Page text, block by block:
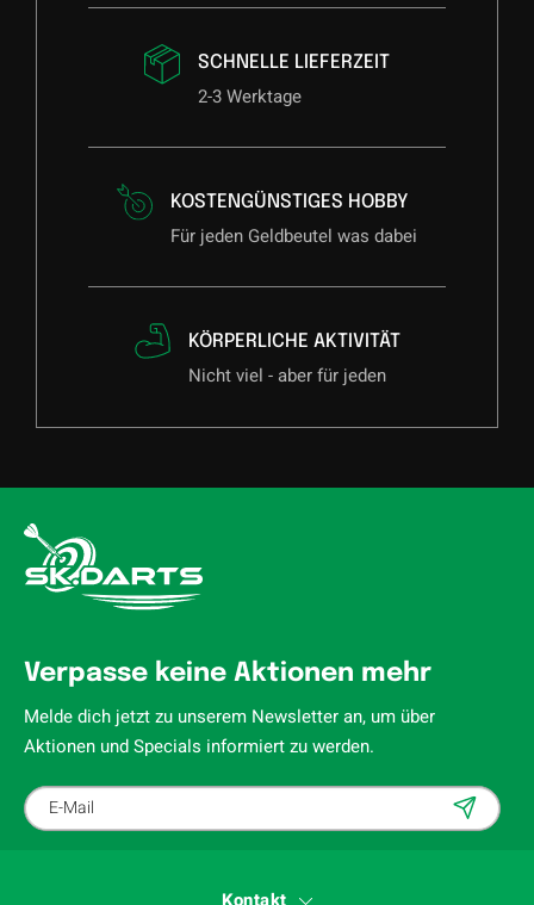
SCHNELLE LIEFERZEIT
2-3 Werktage
KOSTENGÜNSTIGES HOBBY
Für jeden Geldbeutel was dabei
KÖRPERLICHE AKTIVITÄT
Nicht viel - aber für jeden
Verpasse keine Aktionen mehr
Melde dich jetzt zu unserem Newsletter an, um über
Aktionen und Specials informiert zu werden.